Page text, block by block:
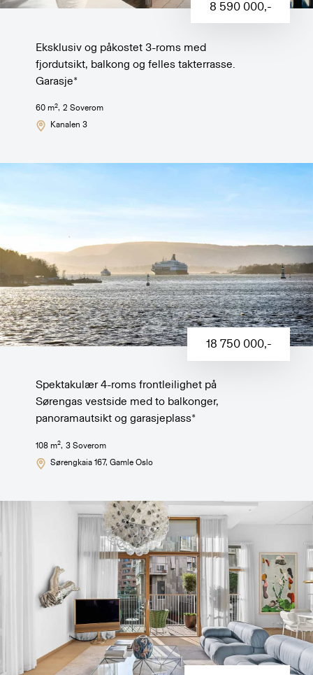
8 590 000,-
Eksklusiv og påkostet 3-roms med
fjordutsikt, balkong og felles takterrasse.
Garasje*
60 m2, 2 Soverom
Kanalen 3
18 750 000,-
Spektakulær 4-roms frontleilighet på
Sørengas vestside med to balkonger,
panoramautsikt og garasjeplass*
108 m2, 3Soverom
Sørengkaia 167, Gamle Oslo